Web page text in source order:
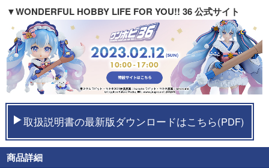
▼WONDERFUL HOBBY LIFE FOR YOU!! 36 公式サイト
取扱説明書の最新版ダウンロードはこちら(PDF)
商品詳細